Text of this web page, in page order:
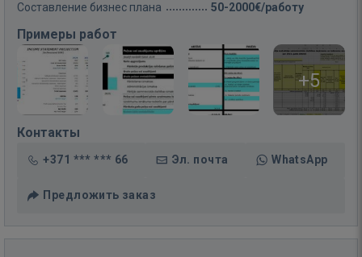
Составление бизнес плана 50-2000€/работу
Примеры работ
+5
Контакты
+371 *** *** 66 Эл. почта WhatsApp
Предложить заказ